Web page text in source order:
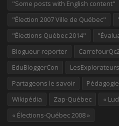
"Some posts with English content"
"Élection 2007 Ville de Québec"
"Élections Québec 2014"
Blogueur-reporter
EduBloggerCon
Partageons le savoir
Wikipédia
Zap-Québec
«
« Élections-Québec 2008 »